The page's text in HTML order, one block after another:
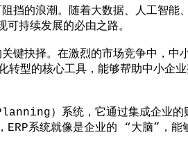
的浪潮。随着大数据、人工智能
持续发展的必由之路。
抉择。在激烈的市场竞争中，中
型的核心工具，能够帮助中小企
）系统，它通过集成企业的财
系统就像是企业的 “大脑”，